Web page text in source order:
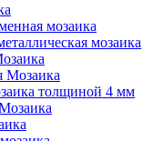
мозаика
мозаика
Мозаика
толщиной 4 мм